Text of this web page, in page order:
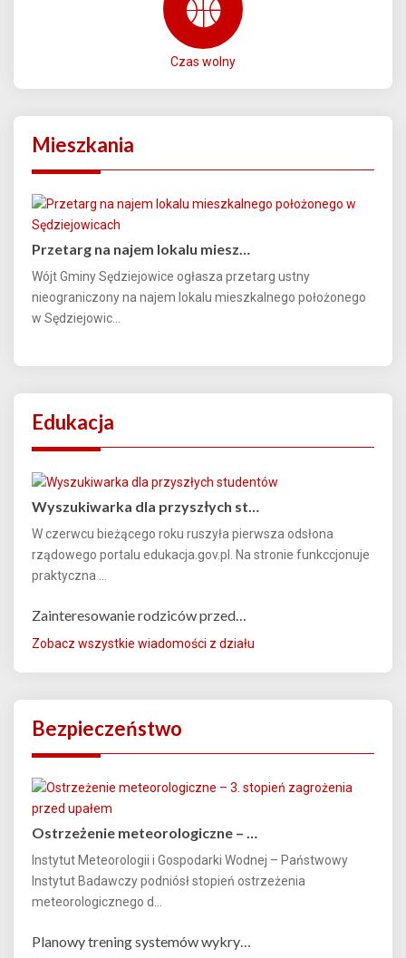
Czas wolny
Mieszkania
Przetarg na najem lokalu miesz…
Wójt Gminy Sędziejowice ogłasza przetarg ustny
nieograniczony na najem lokalu mieszkalnego położonego
w Sędziejowic...
Edukacja
Wyszukiwarka dla przyszłych st…
W czerwcu bieżącego roku ruszyła pierwsza odsłona
rządowego portalu edukacja.gov.pl. Na stronie funkccjonuje
praktyczna ...
Zainteresowanie rodziców przed…
Zobacz wszystkie wiadomości z działu
Bezpieczeństwo
Ostrzeżenie meteorologiczne – …
Instytut Meteorologii i Gospodarki Wodnej – Państwowy
Instytut Badawczy podniósł stopień ostrzeżenia
meteorologicznego d...
Planowy trening systemów wykry…